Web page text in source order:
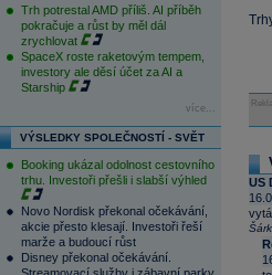
Trh potrestal AMD příliš. AI příběh
pokračuje a růst by měl dál
zrychlovat
SpaceX roste raketovým tempem,
investory ale děsí účet za AI a
Starship
více...
VÝSLEDKY SPOLEČNOSTÍ - SVĚT
Booking ukázal odolnost cestovního
trhu. Investoři přešli i slabší výhled
Novo Nordisk překonal očekávání,
akcie přesto klesají. Investoři řeší
marže a budoucí růst
Disney překonal očekávání.
US